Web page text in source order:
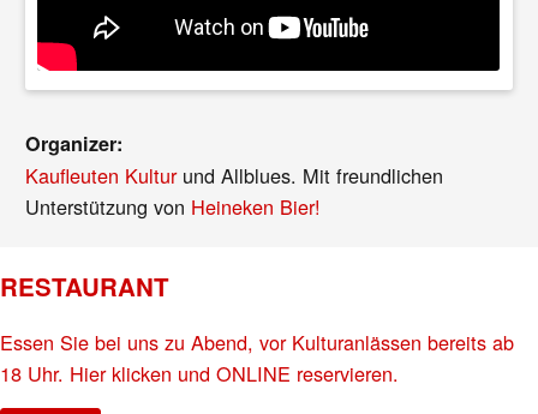
Organizer:
Kaufleuten Kulturund Allblues. Mit freundlichen
Unterstützung von Heineken Bier!
RESTAURANT
Essen Sie bei uns zu Abend, vor Kulturanlässen bereits ab
18 Uhr. Hier klicken und ONLINE reservieren.